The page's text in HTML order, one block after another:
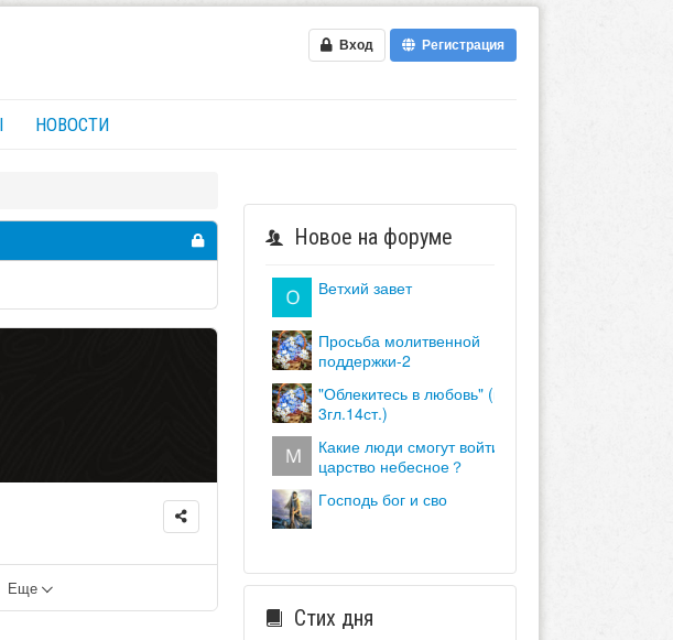
Вход Регистрация
НОВОСТИ
Еще
Новое на форуме
ветхий завет
просьба молитвенной
поддержки-2
"облекитесь в любовь" (кол.
3гл.14ст.)
какие люди смогут войти в
царство небесное？
господь бог и сво
Стих дня